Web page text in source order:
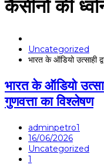
कैसीनो की
Uncategorized
भारत के ऑडियो उत्साही
भारत के ऑडियो
गुणवत्ता का विश्लेषण
adminpetro1
16/06/2026
Uncategorized
1